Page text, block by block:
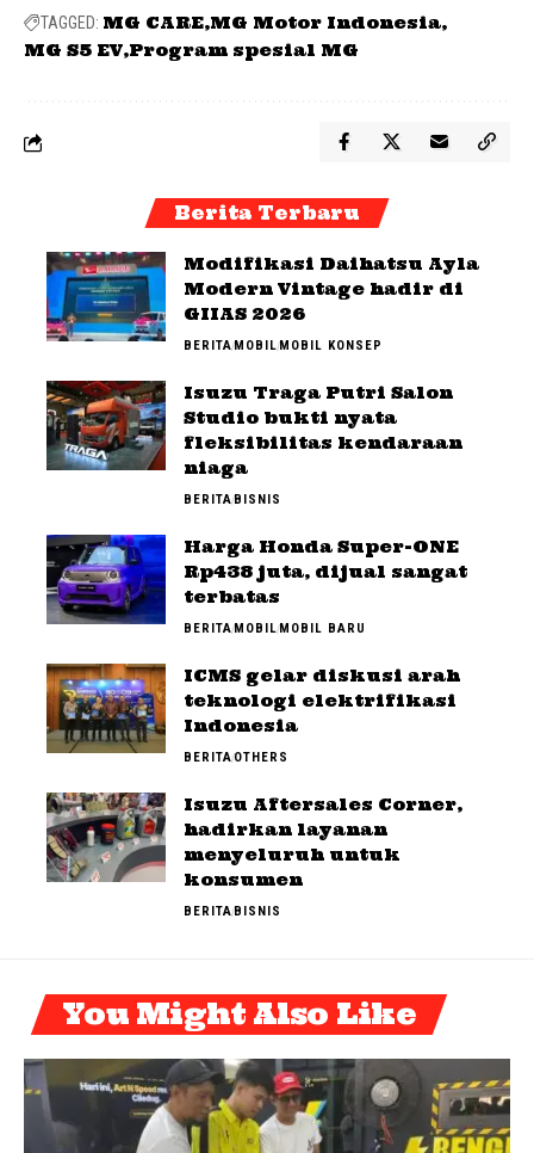
TAGGED: MG CARE MG Motor Indonesia
MG S5 EV Program spesial MG
Berita Terbaru
Modifikasi Daihatsu Ayla
Modern Vintage hadir di
GIIAS 2026
BERITAMOBILMOBIL KONSEP
Isuzu Traga Putri Salon
Studio bukti nyata
fleksibilitas kendaraan
niaga
BERITABISNIS
Harga Honda Super-ONE
Rp438 juta, dijual sangat
terbatas
BERITAMOBILMOBIL BARU
ICMS gelar diskusi arah
teknologi elektrifikasi
Indonesia
BERITAOTHERS
Isuzu Aftersales Corner,
hadirkan layanan
menyeluruh untuk
konsumen
BERITABISNIS
You Might Also Like